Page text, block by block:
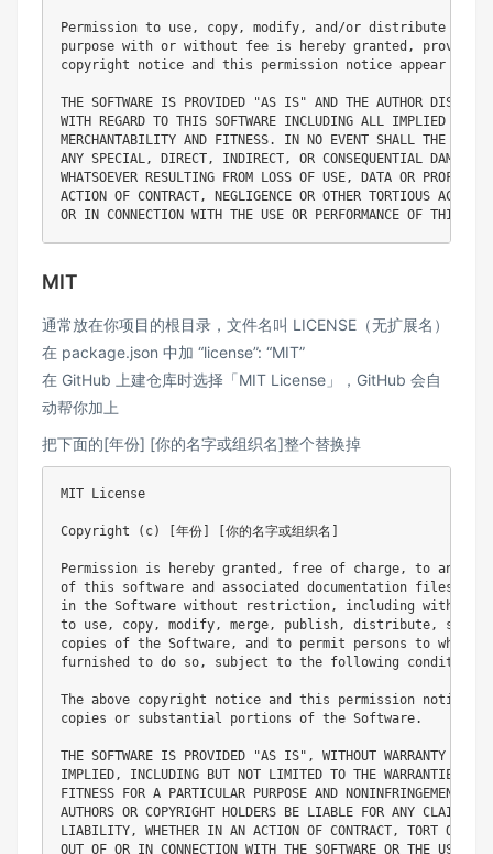
Permission to use, copy, modify, and/or distribute this
purpose with or without fee is hereby granted, provided
copyright notice and this permission notice appear in
THE SOFTWARE IS PROVIDED "AS IS" AND THE AUTHOR
WITH REGARD TO THIS SOFTWARE INCLUDING ALL IMPLIED
MERCHANTABILITY AND FITNESS. IN NO EVENT SHALL THE
ANY SPECIAL, DIRECT, INDIRECT, OR CONSEQUENTIAL DAMAGES
WHATSOEVER RESULTING FROM LOSS OF USE, DATA OR PROFITS,
ACTION OF CONTRACT, NEGLIGENCE OR OTHER TORTIOUS
MIT
通常放在你项目的根目录，文件名叫 LICENSE（无扩展名）
在 package.json 中加 “license”: “MIT”
在 GitHub 上建仓库时选择「MIT License」，GitHub 会自
动帮你加上
把下面的[年份] [你的名字或组织名]整个替换掉
MIT License
Copyright (c) [年份] [你的名字或组织名]
Permission is hereby granted, free of charge, to any
of this software and associated documentation files
in the Software without restriction, including without
to use, copy, modify, merge, publish, distribute,
copies of the Software, and to permit persons to whom
furnished to do so, subject to the following conditions:
The above copyright notice and this permission notice
copies or substantial portions of the Software.
THE SOFTWARE IS PROVIDED "AS IS", WITHOUT WARRANTY OF
IMPLIED, INCLUDING BUT NOT LIMITED TO THE WARRANTIES OF
FITNESS FOR A PARTICULAR PURPOSE AND NONINFRINGEMENT.
AUTHORS OR COPYRIGHT HOLDERS BE LIABLE FOR ANY CLAIM,
LIABILITY, WHETHER IN AN ACTION OF CONTRACT, TORT OR
OUT OF OR IN CONNECTION WITH THE SOFTWARE OR THE USE